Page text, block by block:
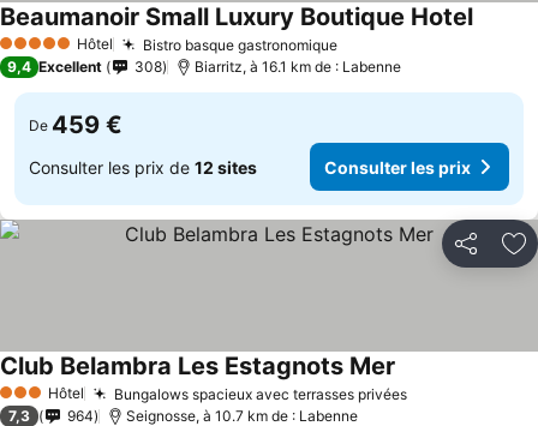
5 Étoiles Hôtel Bistro basque gastronomique
Beaumanoir Small Luxury Boutique Hotel
9,4 Excellent 308 Biarritz, à 16.1 km de : Labenne
De 459 €
Consulter les prix de 12 sites Consulter les prix
Partager
3 ÉtoilesHôtel Bungalows spacieux avec terrasses privées
Club Belambra Les Estagnots Mer
7,3 964 Seignosse, à 10.7 km de : Labenne